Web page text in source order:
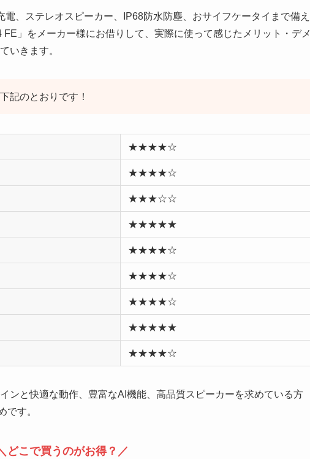
、ステレオスピーカー、IP68防水防塵、おサイフケータイまで備え
」をメーカー様にお借りして、実際に使って感じたメリット・デメ
いきます。
記のとおりです！
★★★★☆
★★★★☆
★★★☆☆
★★★★★
★★★★☆
★★★★☆
★★★★☆
★★★★★
★★★★☆
ンと快適な動作、豊富なAI機能、高品質スピーカーを求めている方
です。
どこで買うのがお得？／